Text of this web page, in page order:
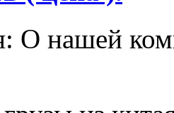
О нашей